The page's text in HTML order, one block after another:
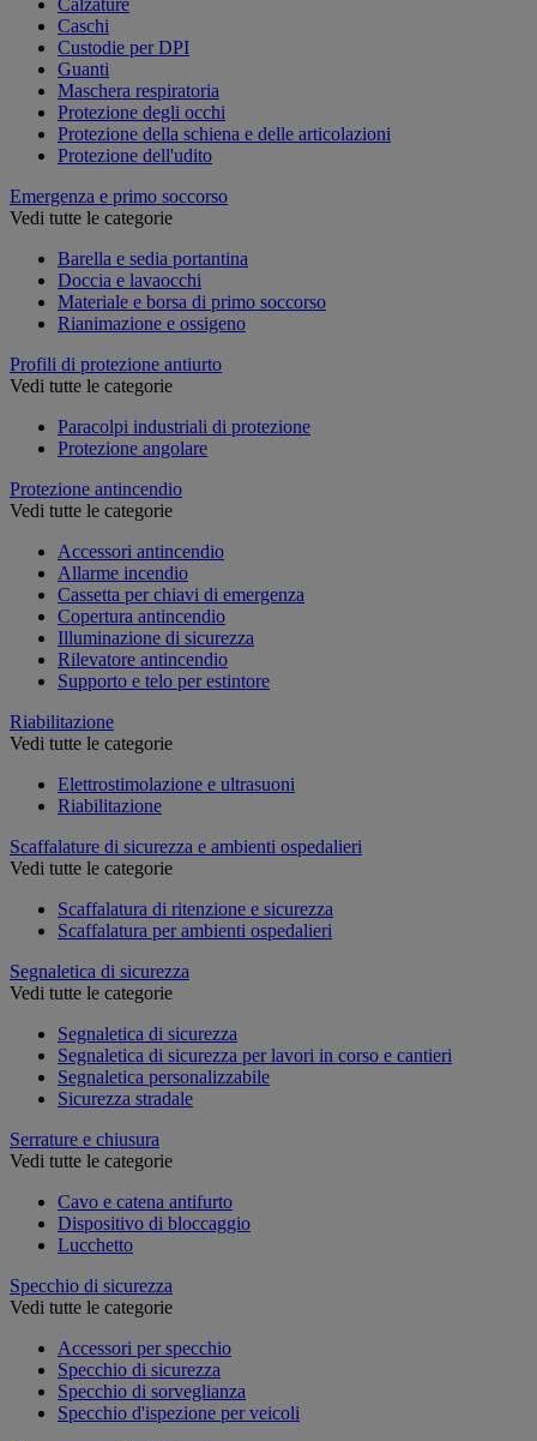
Caschi
Custodie per DPI
Guanti
Maschera respiratoria
Protezione degli occhi
Protezione della schiena e delle articolazioni
Protezione dell'udito
Emergenza e primo soccorso
Vedi tutte le categorie
Barella e sedia portantina
Doccia e lavaocchi
Materiale e borsa di primo soccorso
Rianimazione e ossigeno
Profili di protezione antiurto
Vedi tutte le categorie
Paracolpi industriali di protezione
Protezione angolare
Protezione antincendio
Vedi tutte le categorie
Accessori antincendio
Allarme incendio
Cassetta per chiavi di emergenza
Copertura antincendio
Illuminazione di sicurezza
Rilevatore antincendio
Supporto e telo per estintore
Riabilitazione
Vedi tutte le categorie
Elettrostimolazione e ultrasuoni
Riabilitazione
Scaffalature di sicurezza e ambienti ospedalieri
Vedi tutte le categorie
Scaffalatura di ritenzione e sicurezza
Scaffalatura per ambienti ospedalieri
Segnaletica di sicurezza
Vedi tutte le categorie
Segnaletica di sicurezza
Segnaletica di sicurezza per lavori in corso e cantieri
Segnaletica personalizzabile
Sicurezza stradale
Serrature e chiusura
Vedi tutte le categorie
Cavo e catena antifurto
Dispositivo di bloccaggio
Lucchetto
Specchio di sicurezza
Vedi tutte le categorie
Accessori per specchio
Specchio di sicurezza
Specchio di sorveglianza
Specchio d'ispezione per veicoli